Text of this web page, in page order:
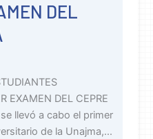
DEL
EXAMEN DEL CEPRE
llevó a cabo el primer
de la Unajma,...